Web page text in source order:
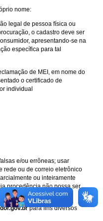
nome:
legal de pessoa física ou
o cadastro deve ser
apresentando-se na
específica para tal
de MEI, em nome do
o certificado de
individual
e/ou errôneas; usar
rede ou de correio eletrônico
ou inteiramente
procedência não possa ser
para fins diversos